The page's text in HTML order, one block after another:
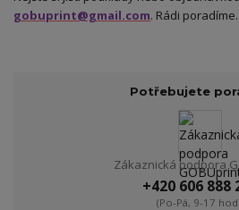
gobuprint@gmail.com. Rádi poradíme.
Potřebujete
Zákaznická podpora
+420 606 888
(Po-Pá, 9-17